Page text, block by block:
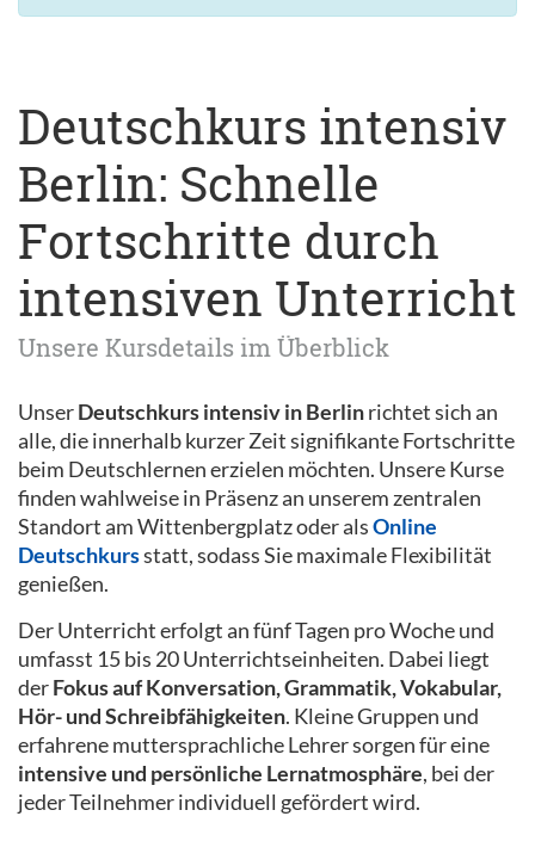
Deutschkurs intensiv
Berlin: Schnelle
Fortschritte durch
intensiven Unterricht
Unsere Kursdetails im Überblick
UnserDeutschkurs intensiv in Berlinrichtet sich an
alle, die innerhalb kurzer Zeit signifikante Fortschritte
beim Deutschlernen erzielen möchten. Unsere Kurse
finden wahlweise in Präsenz an unserem zentralen
Standort am Wittenbergplatz oder alsOnline
Deutschkursstatt, sodass Sie maximale Flexibilität
genießen.
Der Unterricht erfolgt an fünf Tagen pro Woche und
umfasst 15 bis 20 Unterrichtseinheiten. Dabei liegt
derFokus auf Konversation, Grammatik, Vokabular,
Hör- und Schreibfähigkeiten. Kleine Gruppen und
erfahrene muttersprachliche Lehrer sorgen für eine
intensive und persönliche Lernatmosphäre, bei der
jeder Teilnehmer individuell gefördert wird.